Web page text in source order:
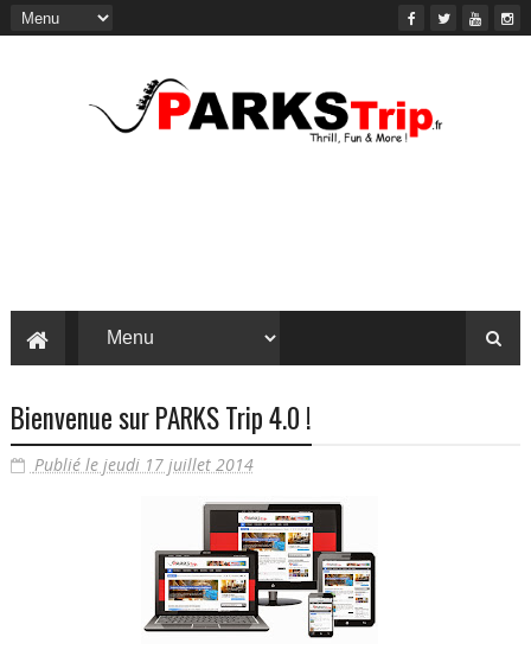
Bienvenue sur PARKS Trip 4.0 !
Publié le jeudi 17 juillet 2014